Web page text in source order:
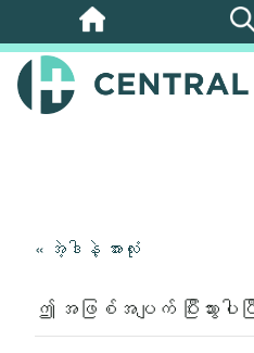
အဓိက
အကြောင်းအရာ
သို့
« အဲ့ဒါနဲ့ အားလုံး
ဤ အဖြစ်အပျက် ပြီးသွားပါပ